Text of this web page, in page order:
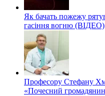
Як бачать пожежу
гасіння вогню (ВІДЕО)
Професору Стефану
«Почесний